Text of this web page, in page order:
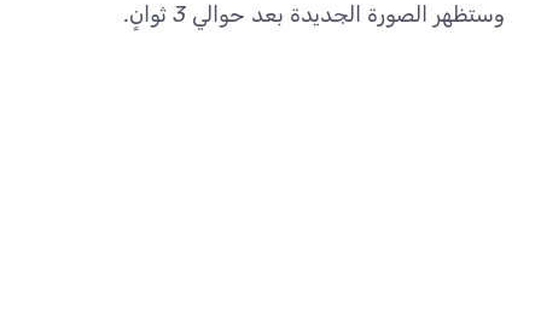
وستظهر الصورة الجديدة بعد حوالي 3 ثوانٍ.